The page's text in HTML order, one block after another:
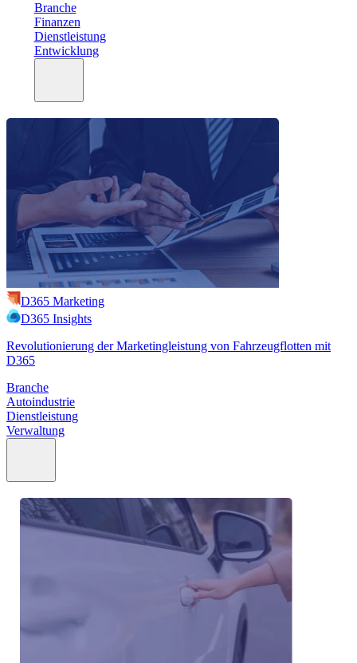
Branche
Finanzen
Dienstleistung
Entwicklung
D365 Marketing
D365 Insights
Revolutionierung der Marketingleistung von Fahrzeugflotten mit
D365
Branche
Autoindustrie
Dienstleistung
Verwaltung